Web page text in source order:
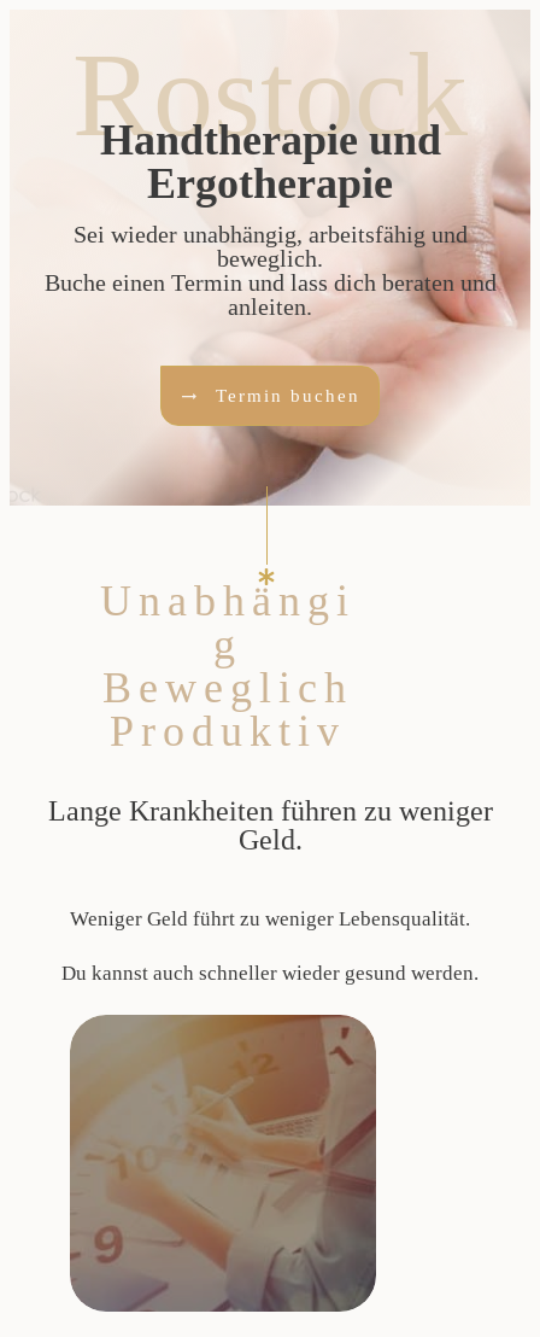
Rostock
Handtherapie und
Ergotherapie
Sei wieder unabhängig, arbeitsfähig und
beweglich.
Buche einen Termin und lass dich beraten und
anleiten.
Termin buchen
Unabhängi
g
Beweglich
Produktiv
Lange Krankheiten führen zu weniger
Geld.
Weniger Geld führt zu weniger Lebensqualität.
Du kannst auch schneller wieder gesund werden.